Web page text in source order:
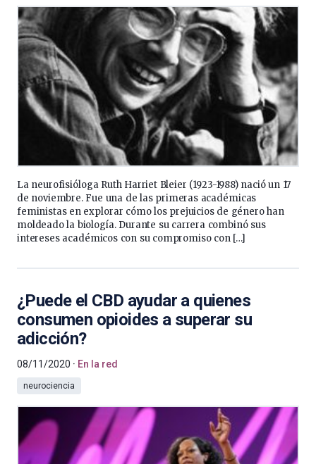
La neurofisióloga Ruth Harriet Bleier (1923-1988) nació un 17
de noviembre. Fue una de las primeras académicas
feministas en explorar cómo los prejuicios de género han
moldeado la biología. Durante su carrera combinó sus
intereses académicos con su compromiso con […]
¿Puede el CBD ayudar a quienes
consumen opioides a superar su
adicción?
08/11/2020 En la red
neurociencia